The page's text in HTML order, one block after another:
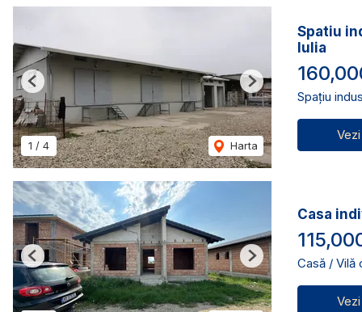
1 / 4 Harta
Previous Next
Spatiu
Iulia
Spațiu
Previous Next
Casa
Casă / Vilă